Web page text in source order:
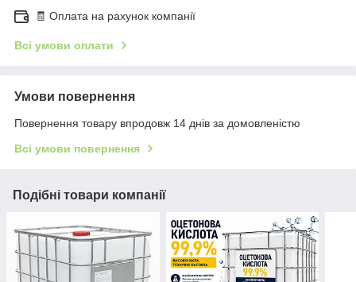
🧾 Оплата на рахунок компанії
Всі умови оплати
Умови повернення
Повернення товару впродовж 14 днів за домовленістю
Всі умови повернення
Подібні товари компанії